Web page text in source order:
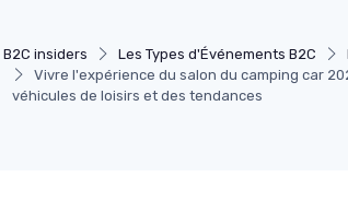
B2C insiders Les Types d'Événements B2C
Vivre l'expérience du salon du camping car
véhicules de loisirs et des tendances